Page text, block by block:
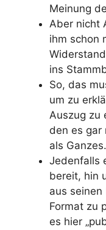
Meinung
Aber nicht
ihm schon
ins
So, das
um zu
Auszug zu
den es gar
als Ganzes.
Jedenfalls
bereit, hin
aus
Format zu
es hier